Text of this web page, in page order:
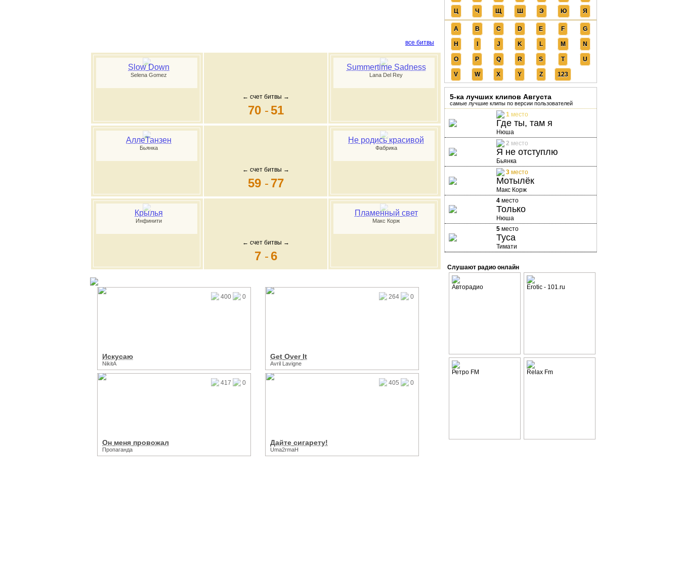
все битвы
Slow Down
Selena Gomez
← счет битвы →
70-51
Summertime Sadness
Lana Del Rey
АллеТанзен
Бьянка
← счет битвы →
59- 77
Не родись красивой
Фабрика
Крылья
Инфинити
← счет битвы →
7- 6
Пламенный свет
Макс Корж
400 0
Искусаю
NikitA
264 0
Get Over It
Avril Lavigne
417 0
Он меня провожал
Пропаганда
405 0
Дайте сигарету!
Uma2rmaH
Ц Ч Щ Ш Э Ю Я
A B C D E F G
H I J K L M N
O P Q R S T U
V W X Y Z 123
5-ка лучших клипов Августа
самые лучшие клипы по версии пользователей
1 место
Где ты, там я
Нюша
2 место
Я не отступлю
Бьянка
3 место
Мотылёк
Макс Корж
4 место
Только
Нюша
5 место
Туса
Тимати
Слушают радио онлайн
Авторадио Erotic - 101.ru
Ретро FM Relax Fm